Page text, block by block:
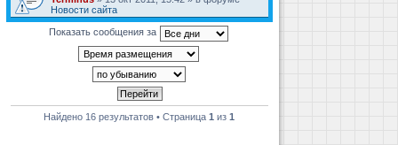
Новости сайта
Показать сообщения за
Найдено 16 результатов • Страница1 из1